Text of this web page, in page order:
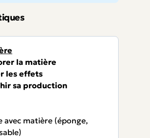
la matière
les effets
sa production
avec matière (éponge,